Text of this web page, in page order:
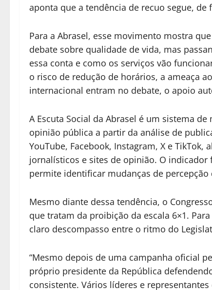
aponta que a tendência de recuo segue,
Para a Abrasel, esse movimento mostra
debate sobre qualidade de vida, mas
essa conta e como os serviços vão
o risco de redução de horários, a ameaça
internacional entram no debate, o apoio
A Escuta Social da Abrasel é um sistema
opinião pública a partir da análise de
YouTube, Facebook, Instagram, X e
jornalísticos e sites de opinião. O
permite identificar mudanças de
Mesmo diante dessa tendência, o
que tratam da proibição da escala 6×1.
claro descompasso entre o ritmo do
“Mesmo depois de uma campanha oficial
próprio presidente da República
consistente. Vários líderes e